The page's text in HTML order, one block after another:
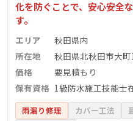
化を防ぐことで、安心安全
す。
エリア
秋田県内
所在地
秋田県北秋田市大
価格
要見積もり
保有資格 1級防水施工技能士
雨漏り修理 カバー工法